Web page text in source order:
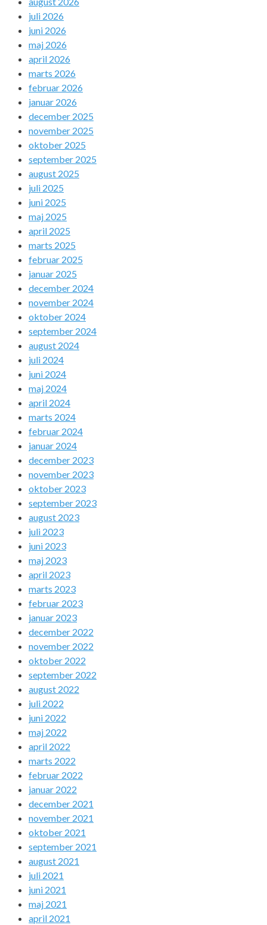
juli 2026
juni 2026
maj 2026
april 2026
marts 2026
februar 2026
januar 2026
december 2025
november 2025
oktober 2025
september 2025
august 2025
juli 2025
juni 2025
maj 2025
april 2025
marts 2025
februar 2025
januar 2025
december 2024
november 2024
oktober 2024
september 2024
august 2024
juli 2024
juni 2024
maj 2024
april 2024
marts 2024
februar 2024
januar 2024
december 2023
november 2023
oktober 2023
september 2023
august 2023
juli 2023
juni 2023
maj 2023
april 2023
marts 2023
februar 2023
januar 2023
december 2022
november 2022
oktober 2022
september 2022
august 2022
juli 2022
juni 2022
maj 2022
april 2022
marts 2022
februar 2022
januar 2022
december 2021
november 2021
oktober 2021
september 2021
august 2021
juli 2021
juni 2021
maj 2021
april 2021